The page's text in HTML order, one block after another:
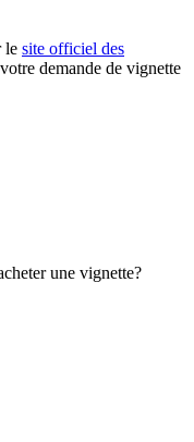
le site officiel des
demande de vignette
une vignette?